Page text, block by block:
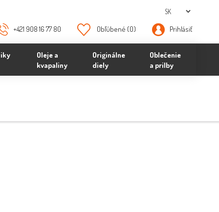
+421 908 16 77 80 Obľúbené (0) Prihlásiť
Oleje a
kvapaliny
Originálne
diely
Oblečenie
a prilby